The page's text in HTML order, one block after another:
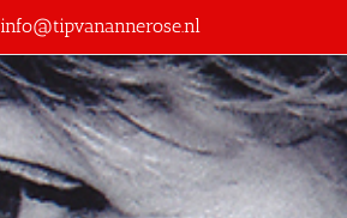
info@tipvanannerose.nl